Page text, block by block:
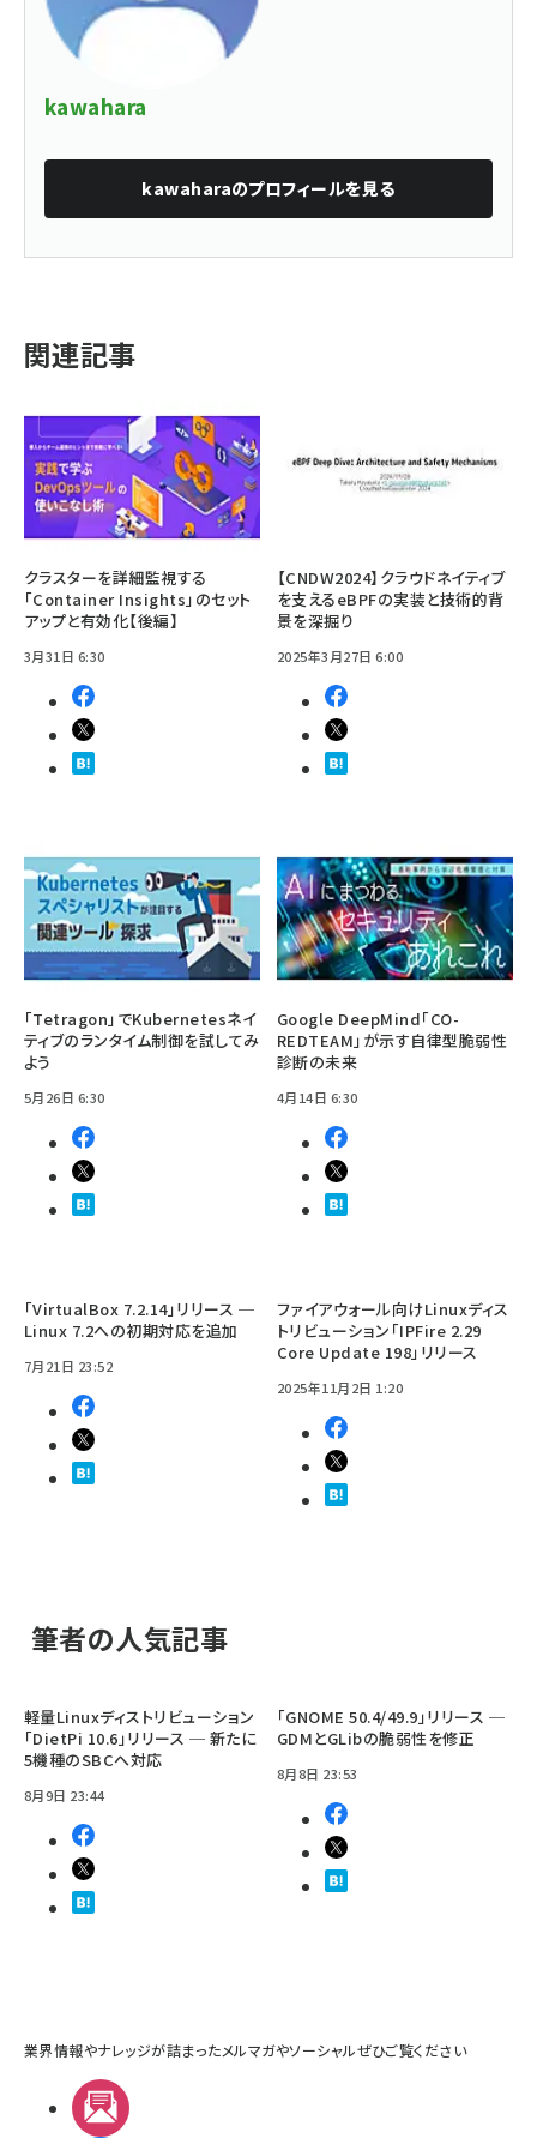
kawahara
kawaharaのプロフィールを見る
関連記事
クラスターを詳細監視する
「Container Insights」のセット
アップと有効化【後編】
3月31日 6:30
【CNDW2024】クラウドネイティブ
を支えるeBPFの実装と技術的背
景を深掘り
2025年3月27日 6:00
「Tetragon」でKubernetesネイ
ティブのランタイム制御を試してみ
よう
5月26日 6:30
Google DeepMind「CO-
REDTEAM」が示す自律型脆弱性
診断の未来
4月14日 6:30
「VirtualBox 7.2.14」リリース ─
Linux 7.2への初期対応を追加
7月21日 23:52
ファイアウォール向けLinuxディス
トリビューション「IPFire 2.29
Core Update 198」リリース
2025年11月2日 1:20
筆者の人気記事
軽量Linuxディストリビューション
「DietPi 10.6」リリース ─ 新たに
5機種のSBCへ対応
8月9日 23:44
「GNOME 50.4/49.9」リリース ─
GDMとGLibの脆弱性を修正
8月8日 23:53
業界情報やナレッジが詰まったメルマガやソーシャルぜひご覧ください